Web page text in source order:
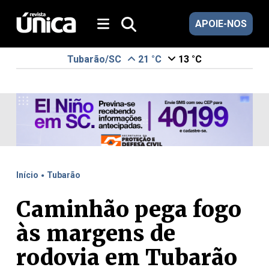
APOIE-NOS
Tubarão/SC 21 °C 13 °C
Início . Tubarão
Caminhão pega fogo
às margens de
rodovia em Tubarão